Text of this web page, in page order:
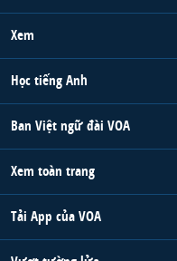
Xem
Học tiếng Anh
Ban Việt ngữ đài VOA
Xem toàn trang
Tải App của VOA